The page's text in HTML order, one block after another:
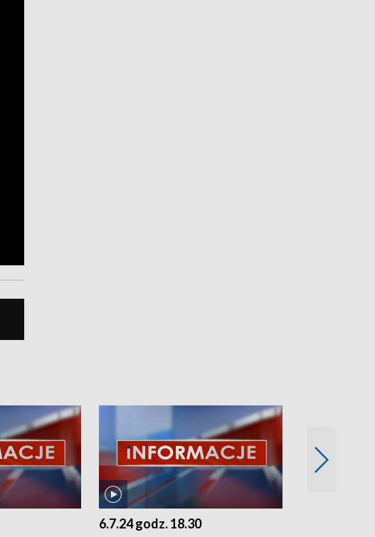
6.7.24 godz. 18.30